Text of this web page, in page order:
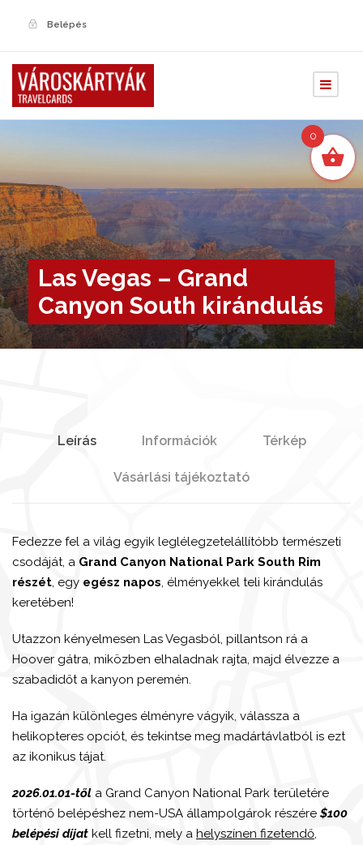
Belépés
Las Vegas – Grand
Canyon South kirándulás
Leírás Információk Térkép
Vásárlási tájékoztató
Fedezze fel a világ egyik leglélegzetelállítóbb természeti
csodáját, a Grand Canyon National Park South Rim
részét , egy egész napos , élményekkel teli kirándulás
keretében!
Utazzon kényelmesen Las Vegasból, pillantson rá a
Hoover gátra, miközben elhaladnak rajta, majd élvezze a
szabadidőt a kanyon peremén.
Ha igazán különleges élményre vágyik, válassza a
helikopteres opciót, és tekintse meg madártávlatból is ezt
az ikonikus tájat.
2026.01.01-től a Grand Canyon National Park területére
történő belépéshez nem-USA állampolgárok részére $100
belépési díjat kell fizetni, mely a helyszínen fizetendő
0